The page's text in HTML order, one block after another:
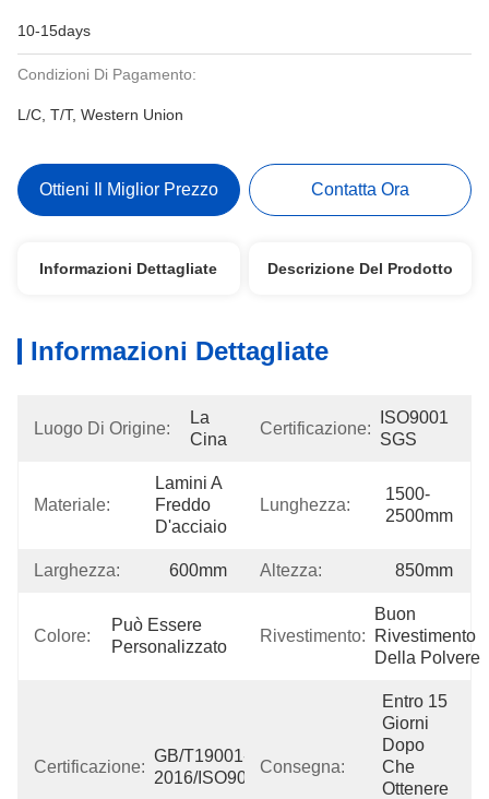
10-15days
Condizioni Di Pagamento:
L/C, T/T, Western Union
Ottieni Il Miglior Prezzo Contatta Ora
Informazioni Dettagliate Descrizione Del Prodotto
Informazioni Dettagliate
Luogo Di Origine:
La
Cina
Certificazione:
ISO9001
SGS
Materiale:
Lamini A
Freddo
D'acciaio
Lunghezza:
1500-
2500mm
Larghezza: 600mm Altezza: 850mm
Colore:
Può Essere
Personalizzato
Rivestimento:
Buon
Rivestimento
Della Polvere
Certificazione:
GB/T19001-
2016/ISO9001:2015
Consegna:
Entro 15
Giorni
Dopo
Che
Ottenere